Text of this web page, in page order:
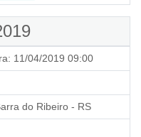
11/04/2019 09:00
do Ribeiro - RS